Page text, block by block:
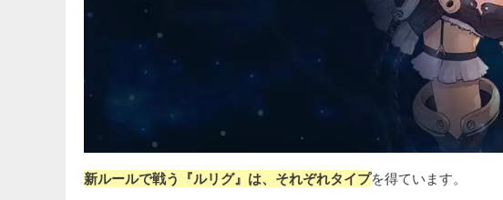
新ルールで戦う『ルリグ』は、それぞれタイプを得ています。